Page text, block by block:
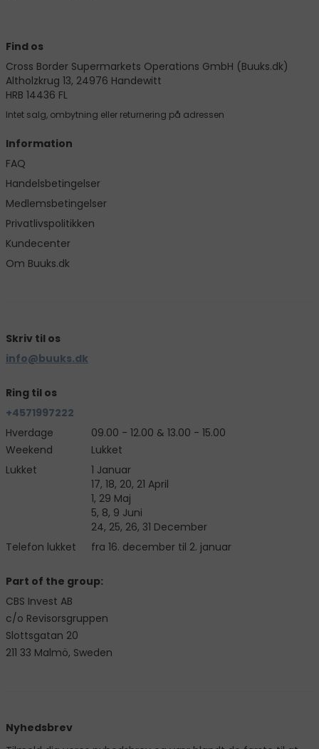
Find os
Cross Border Supermarkets Operations GmbH (Buuks.dk)
Altholzkrug 13, 24976 Handewitt
HRB 14436 FL
Intet salg, ombytning eller returnering på adressen
Information
FAQ
Handelsbetingelser
Medlemsbetingelser
Privatlivspolitikken
Kundecenter
Om Buuks.dk
Skriv til os
info@buuks.dk
Ring til os
+4571997222
Hverdage
09.00 - 12.00 & 13.00 - 15.00
Weekend
Lukket
Lukket
Telefon lukket
1 Januar
17, 18, 20, 21 April
1, 29 Maj
5, 8, 9 Juni
24, 25, 26, 31 December
fra 16. december til 2. januar
Part of the group:
CBS Invest AB
c/o Revisorsgruppen
Slottsgatan 20
211 33 Malmö, Sweden
Nyhedsbrev